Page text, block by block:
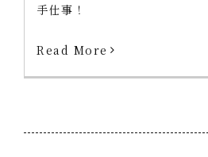
手仕事！
Read More